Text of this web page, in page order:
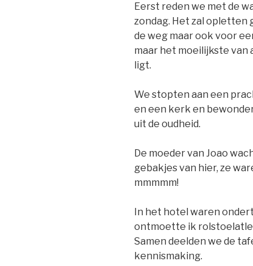
Eerst reden we met de
zondag. Het zal opletten
de weg maar ook voor
maar het moeilijkste van
ligt.
We stopten aan een
en een kerk en
uit de oudheid.
De moeder van Joao
gebakjes van hier, ze
mmmmm!
In het hotel waren
ontmoette ik
Samen deelden we de
kennismaking.